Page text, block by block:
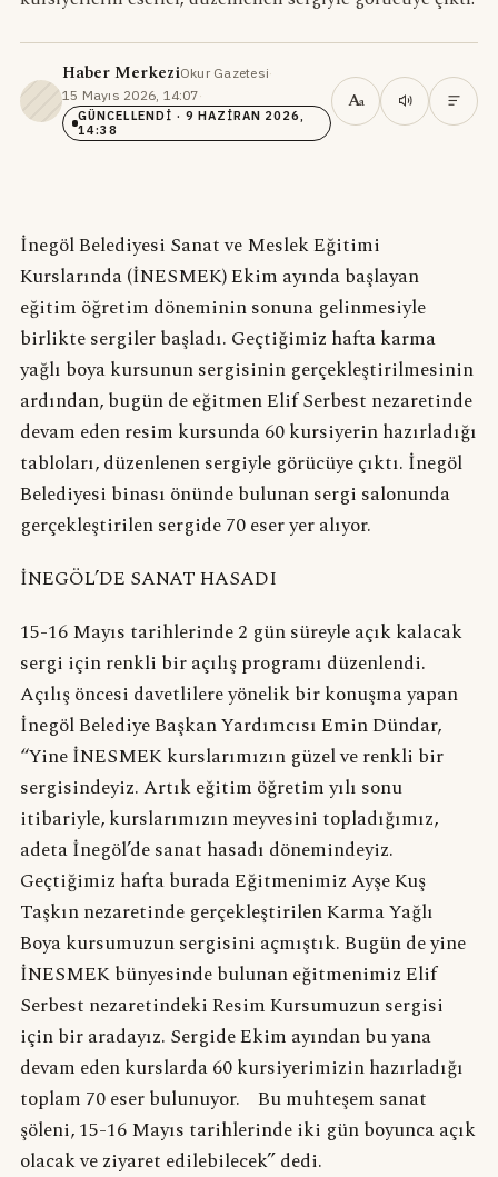
Haber MerkeziOkur Gazetesi·
15 Mayıs 2026, 14:07·
GÜNCELLENDI · 9 HAZIRAN 2026,
14:38
Aa
İnegöl Belediyesi Sanat ve Meslek Eğitimi
Kurslarında (İNESMEK) Ekim ayında başlayan
eğitim öğretim döneminin sonuna gelinmesiyle
birlikte sergiler başladı. Geçtiğimiz hafta karma
yağlı boya kursunun sergisinin gerçekleştirilmesinin
ardından, bugün de eğitmen Elif Serbest nezaretinde
devam eden resim kursunda 60 kursiyerin hazırladığı
tabloları, düzenlenen sergiyle görücüye çıktı. İnegöl
Belediyesi binası önünde bulunan sergi salonunda
gerçekleştirilen sergide 70 eser yer alıyor.
İNEGÖL’DE SANAT HASADI
15-16 Mayıs tarihlerinde 2 gün süreyle açık kalacak
sergi için renkli bir açılış programı düzenlendi.
Açılış öncesi davetlilere yönelik bir konuşma yapan
İnegöl Belediye Başkan Yardımcısı Emin Dündar,
“Yine İNESMEK kurslarımızın güzel ve renkli bir
sergisindeyiz. Artık eğitim öğretim yılı sonu
itibariyle, kurslarımızın meyvesini topladığımız,
adeta İnegöl’de sanat hasadı dönemindeyiz.
Geçtiğimiz hafta burada Eğitmenimiz Ayşe Kuş
Taşkın nezaretinde gerçekleştirilen Karma Yağlı
Boya kursumuzun sergisini açmıştık. Bugün de yine
İNESMEK bünyesinde bulunan eğitmenimiz Elif
Serbest nezaretindeki Resim Kursumuzun sergisi
için bir aradayız. Sergide Ekim ayından bu yana
devam eden kurslarda 60 kursiyerimizin hazırladığı
toplam 70 eser bulunuyor. Bu muhteşem sanat
şöleni, 15-16 Mayıs tarihlerinde iki gün boyunca açık
olacak ve ziyaret edilebilecek” dedi.